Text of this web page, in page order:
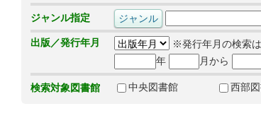
ジャンル指定
出版／発行年月
※発行年月の検索
年
月から
検索対象図書館 中央図書館 西部